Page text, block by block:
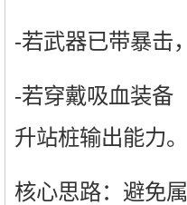
-若武器已带暴击
-若穿戴吸血装备
升站桩输出能力。
核心思路：避免